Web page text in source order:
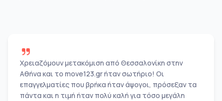
Χρειαζόμουν μετακόμιση από Θεσσαλονίκη στην
Αθήνα και το move123.gr ήταν σωτήριο! Οι
επαγγελματίες που βρήκα ήταν άψογοι, πρόσεξαν τα
πάντα και η τιμή ήταν πολύ καλή για τόσο μεγάλη